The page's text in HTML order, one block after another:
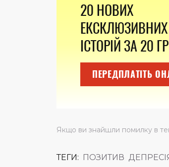
20 НОВИХ
ЕКСКЛЮЗИВНИХ
ІСТОРІЙ ЗА 20
ПЕРЕДПЛАТІТЬ
Якщо ви знайшли помилку в
ТЕГИ: ПОЗИТИВ